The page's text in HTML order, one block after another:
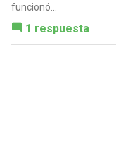
funcionó...
1 respuesta